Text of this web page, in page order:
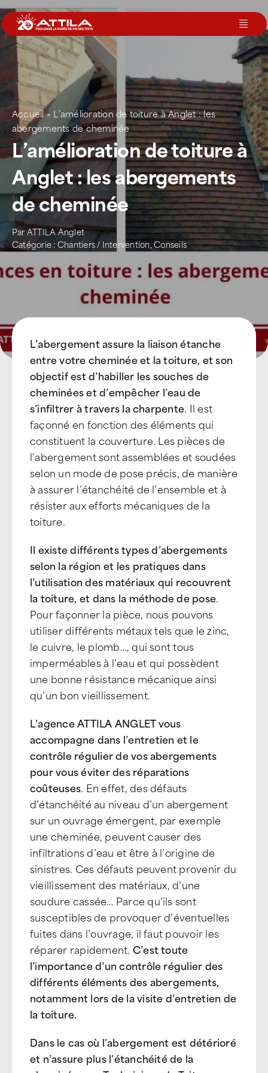
Passer
au
contenu
Le groupe
Nos services
Nos agences
Votre toit
Rejoignez-nous
Devenir Franchisé
Accueil> L’amélioration de toiture à Anglet : les
abergements de cheminée
L’amélioration de toiture à
Anglet : les abergements
de cheminée
ParATTILA Anglet
Catégorie :Chantiers / Intervention,Conseils
L’abergement assure la liaison étanche
entre votre cheminée et la toiture, et son
objectif est d’habiller les souches de
cheminées et d’empêcher l’eau de
s’infiltrer à travers la charpente. Il est
façonné en fonction des éléments qui
constituent la couverture. Les pièces de
l’abergement sont assemblées et soudées
selon un mode de pose précis, de manière
à assurer l’étanchéité de l’ensemble et à
résister aux efforts mécaniques de la
toiture.
Il existe différents types d’abergements
selon la région et les pratiques dans
l’utilisation des matériaux qui recouvrent
la toiture, et dans la méthode de pose.
Pour façonner la pièce, nous pouvons
utiliser différents métaux tels que le zinc,
le cuivre, le plomb…, qui sont tous
imperméables à l’eau et qui possèdent
une bonne résistance mécanique ainsi
qu’un bon vieillissement.
L’agence ATTILA ANGLET vous
accompagne dans l’entretien et le
contrôle régulier de vos abergements
pour vous éviter des réparations
coûteuses. En effet, des défauts
d’étanchéité au niveau d’un abergement
sur un ouvrage émergent, par exemple
une cheminée, peuvent causer des
infiltrations d’eau et être à l’origine de
sinistres. Ces défauts peuvent provenir du
vieillissement des matériaux, d’une
soudure cassée… Parce qu’ils sont
susceptibles de provoquer d’éventuelles
fuites dans l’ouvrage, il faut pouvoir les
réparer rapidement. C’est toute
l’importance d’un contrôle régulier des
différents éléments des abergements,
notamment lors de la visite d’entretien de
la toiture.
Dans le cas où l’abergement est détérioré
et n’assure plus l’étanchéité de la